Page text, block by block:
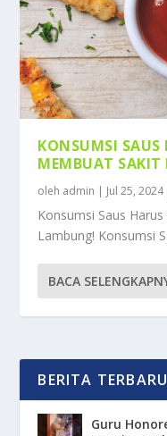
KONSUMSI SAUS
MEMBUAT
oleh admin | Jul 25, 2024
Konsumsi Saus
Lambung! Konsumsi
BACA
BERITA TERBARU
Guru